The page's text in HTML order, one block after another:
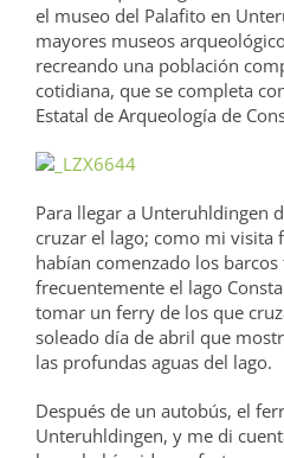
el museo del Palafito en
mayores museos
recreando una población
cotidiana, que se completa
Estatal de Arqueología de
Para llegar a Unteruhldingen
cruzar el lago; como mi visita
habían comenzado los
frecuentemente el lago
tomar un ferry de los que
soleado día de abril que
las profundas aguas del lago.
Después de un autobús, el
Unteruhldingen, y me di